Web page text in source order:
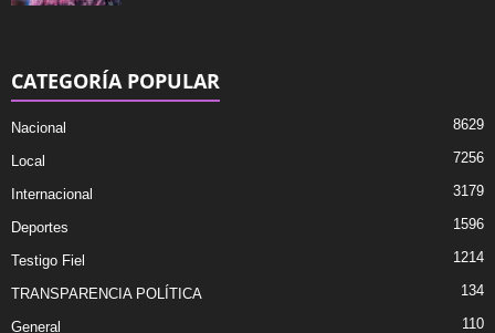
CATEGORÍA POPULAR
Nacional 8629
Local 7256
Internacional 3179
Deportes 1596
Testigo Fiel 1214
TRANSPARENCIA POLÍTICA 134
General 110